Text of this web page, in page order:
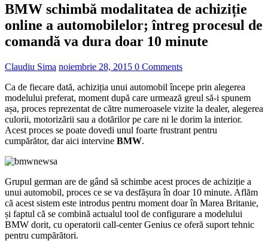
BMW schimbă modalitatea de achiziție
online a automobilelor; întreg procesul de
comandă va dura doar 10 minute
Claudiu Sima noiembrie 28, 2015 0 Comments
Ca de fiecare dată, achiziția unui automobil începe prin alegerea
modelului preferat, moment după care urmează greul să-i spunem
așa, proces reprezentat de către numeroasele vizite la dealer, alegerea
culorii, motorizării sau a dotărilor pe care ni le dorim la interior.
Acest proces se poate dovedi unul foarte frustrant pentru
cumpărător, dar aici intervine BMW.
Grupul german are de gând să schimbe acest proces de achiziție a
unui automobil, proces ce se va desfășura în doar 10 minute. Aflăm
că acest sistem este introdus pentru moment doar în Marea Britanie,
și faptul că se combină actualul tool de configurare a modelului
BMW dorit, cu operatorii call-center Genius ce oferă suport tehnic
pentru cumpărători.